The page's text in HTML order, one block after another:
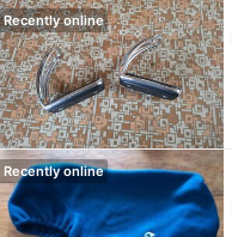
Recently online
Recently online